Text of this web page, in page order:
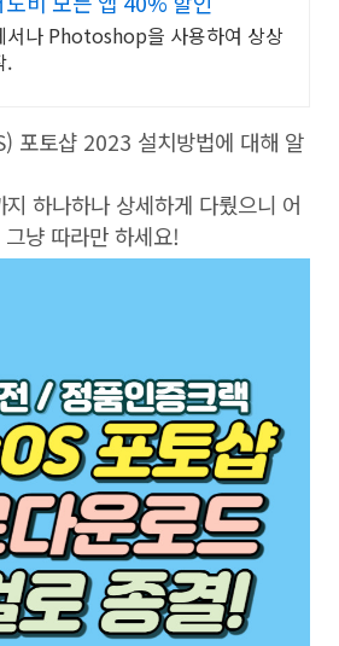
서나 Photoshop을 사용하여 상상
.
포토샵 2023 설치방법에 대해 알
하나하나 상세하게 다뤘으니 어
냥 따라만 하세요!